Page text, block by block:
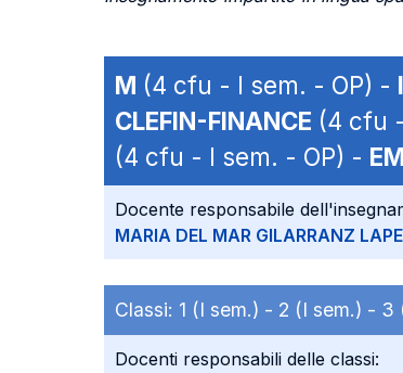
M (4 cfu - I sem. - OP) -
CLEFIN-FINANCE (4 cfu
(4 cfu - I sem. - OP) -
Docente responsabile
MARIA DEL MAR GILARRANZ
Classi: 1 (I sem.) - 2 (I sem.) - 3
Docenti responsabili delle classi: